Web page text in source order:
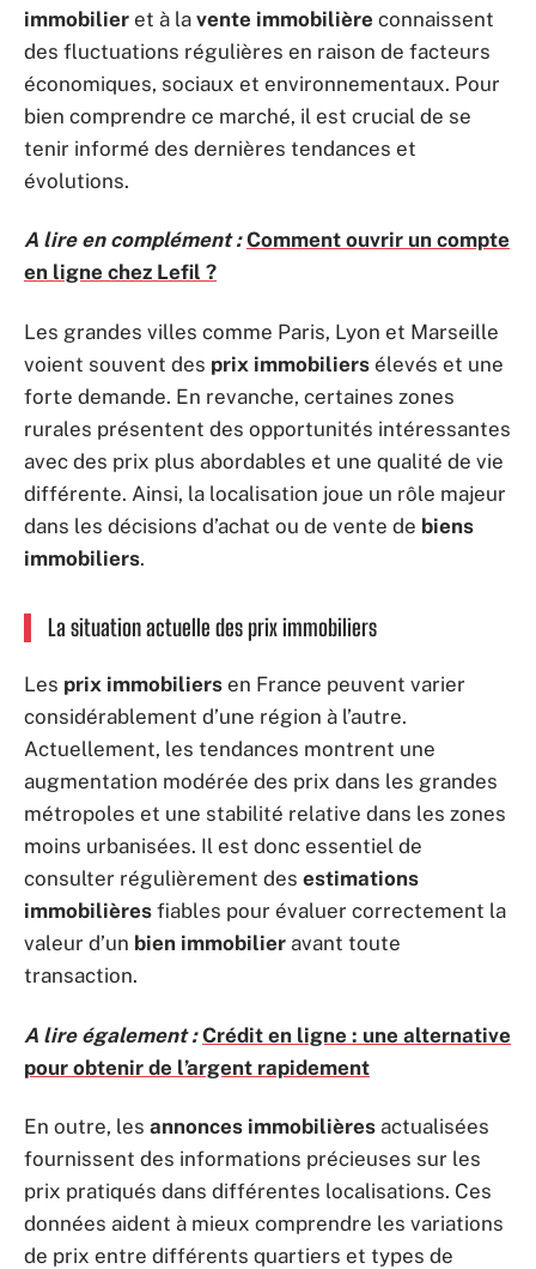
immobilier et à la vente immobilière connaissent
des fluctuations régulières en raison de facteurs
économiques, sociaux et environnementaux. Pour
bien comprendre ce marché, il est crucial de se
tenir informé des dernières tendances et
évolutions.
A lire en complément : Comment ouvrir un compte
en ligne chez Lefil ?
Les grandes villes comme Paris, Lyon et Marseille
voient souvent des prix immobiliers élevés et une
forte demande. En revanche, certaines zones
rurales présentent des opportunités intéressantes
avec des prix plus abordables et une qualité de vie
différente. Ainsi, la localisation joue un rôle majeur
dans les décisions d’achat ou de vente de biens
immobiliers.
La situation actuelle des prix immobiliers
Les prix immobiliers en France peuvent varier
considérablement d’une région à l’autre.
Actuellement, les tendances montrent une
augmentation modérée des prix dans les grandes
métropoles et une stabilité relative dans les zones
moins urbanisées. Il est donc essentiel de
consulter régulièrement des estimations
immobilières fiables pour évaluer correctement la
valeur d’un bien immobilier avant toute
transaction.
A lire également : Crédit en ligne : une alternative
pour obtenir de l’argent rapidement
En outre, les annonces immobilières actualisées
fournissent des informations précieuses sur les
prix pratiqués dans différentes localisations. Ces
données aident à mieux comprendre les variations
de prix entre différents quartiers et types de